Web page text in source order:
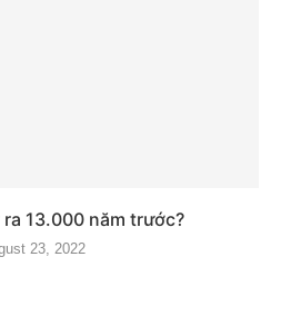
13.000 năm trước?
23, 2022